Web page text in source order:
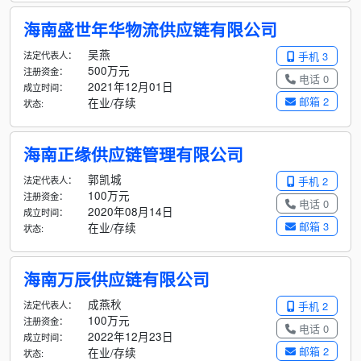
海南盛世年华物流供应链有限公司
手机 3
电话 0
邮箱 2
法定代表人： 吴燕
注册资金： 500万元
成立时间： 2021年12月01日
状态: 在业/存续
海南正缘供应链管理有限公司
手机 2
电话 0
邮箱 3
法定代表人： 郭凯城
注册资金： 100万元
成立时间： 2020年08月14日
状态: 在业/存续
海南万辰供应链有限公司
手机 2
电话 0
邮箱 2
法定代表人： 成燕秋
注册资金： 100万元
成立时间： 2022年12月23日
状态: 在业/存续